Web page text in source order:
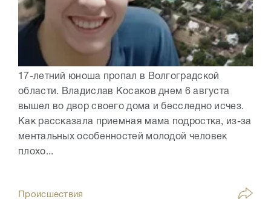
17-летний юноша пропал в Волгоградской
области. Владислав Косаков днем 6 августа
вышел во двор своего дома и бесследно исчез.
Как рассказала приемная мама подростка, из-за
ментальных особенностей молодой человек
плохо...
Происшествия